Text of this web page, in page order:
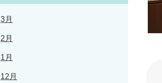
3月
2月
1月
12月